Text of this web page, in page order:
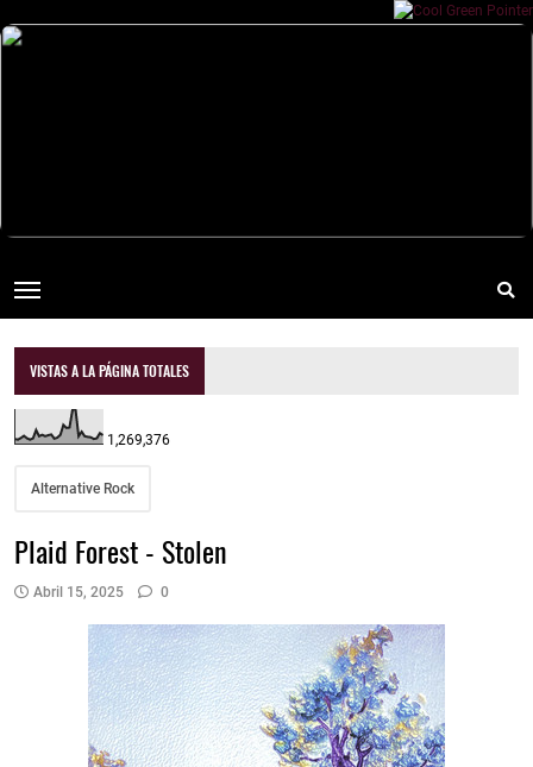
VISTAS A LA PÁGINA TOTALES
1,269,376
Alternative Rock
Plaid Forest - Stolen
Abril 15, 2025 0